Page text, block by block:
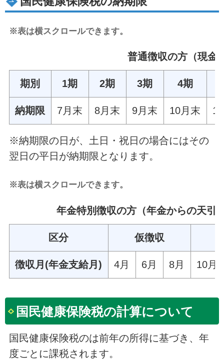
※表は横スクロールできます。
普通徴収の方（現金
期別 1期 2期 3期 4期
納期限 7月末 8月末 9月末 10月末
※納期限の日が、土日・祝日の場合にはその
翌日の平日が納期限となります。
※表は横スクロールできます。
年金特別徴収の方（年金からの天引
区分 仮徴収
徴収月(年金支給月) 4月 6月 8月 10月
国民健康保険税の計算について
国民健康保険税のは前年の所得に基づき、年
度ごとに課税されます。